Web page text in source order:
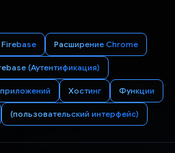
Firebase Расширение Chrome
(Аутентификация)
Хостинг Функции
(пользовательский интерфейс)